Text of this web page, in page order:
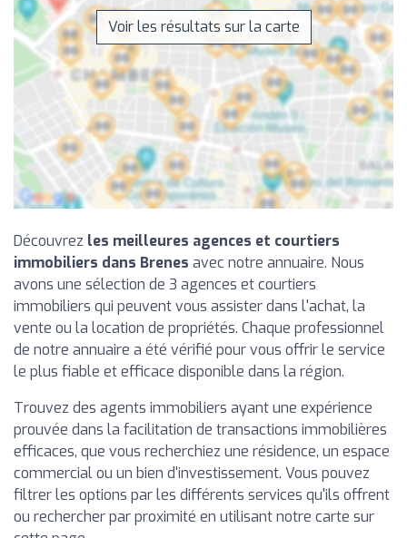
Voir les résultats sur la carte
Découvrez les meilleures agences et courtiers
immobiliers dans Brenes avec notre annuaire. Nous
avons une sélection de 3 agences et courtiers
immobiliers qui peuvent vous assister dans l'achat, la
vente ou la location de propriétés. Chaque professionnel
de notre annuaire a été vérifié pour vous offrir le service
le plus fiable et efficace disponible dans la région.
Trouvez des agents immobiliers ayant une expérience
prouvée dans la facilitation de transactions immobilières
efficaces, que vous recherchiez une résidence, un espace
commercial ou un bien d'investissement. Vous pouvez
filtrer les options par les différents services qu'ils offrent
ou rechercher par proximité en utilisant notre carte sur